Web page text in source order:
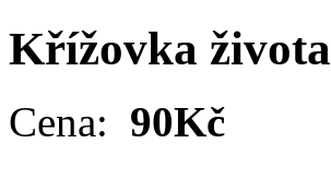
Křížovka života
Cena: 90Kč